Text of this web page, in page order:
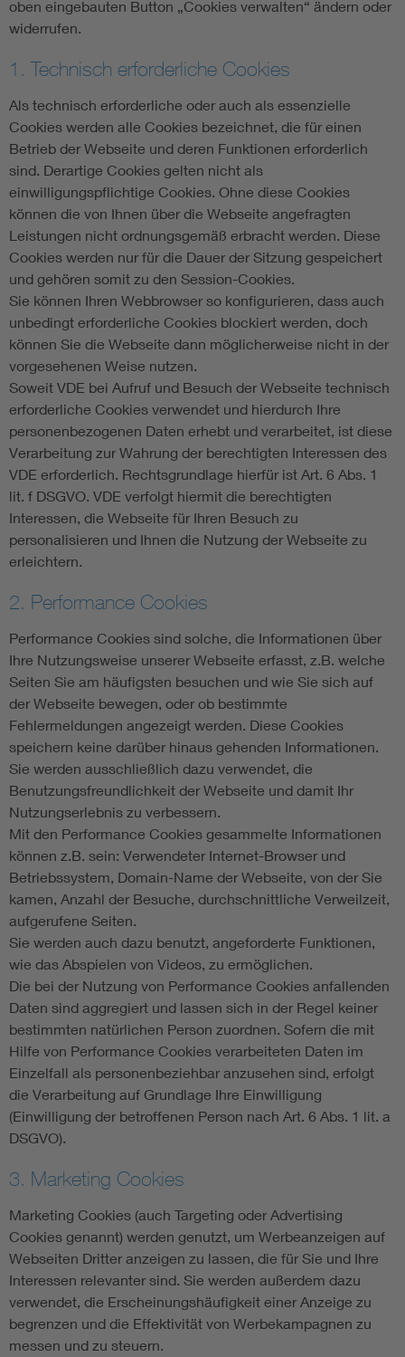
oben eingebauten Button „Cookies verwalten“ ändern oder
widerrufen.
1. Technisch erforderliche Cookies
Als technisch erforderliche oder auch als essenzielle
Cookies werden alle Cookies bezeichnet, die für einen
Betrieb der Webseite und deren Funktionen erforderlich
sind. Derartige Cookies gelten nicht als
einwilligungspflichtige Cookies. Ohne diese Cookies
können die von Ihnen über die Webseite angefragten
Leistungen nicht ordnungsgemäß erbracht werden. Diese
Cookies werden nur für die Dauer der Sitzung gespeichert
und gehören somit zu den Session-Cookies.
Sie können Ihren Webbrowser so konfigurieren, dass auch
unbedingt erforderliche Cookies blockiert werden, doch
können Sie die Webseite dann möglicherweise nicht in der
vorgesehenen Weise nutzen.
Soweit VDE bei Aufruf und Besuch der Webseite technisch
erforderliche Cookies verwendet und hierdurch Ihre
personenbezogenen Daten erhebt und verarbeitet, ist diese
Verarbeitung zur Wahrung der berechtigten Interessen des
VDE erforderlich. Rechtsgrundlage hierfür ist Art. 6 Abs. 1
lit. f DSGVO. VDE verfolgt hiermit die berechtigten
Interessen, die Webseite für Ihren Besuch zu
personalisieren und Ihnen die Nutzung der Webseite zu
erleichtern.
2. Performance Cookies
Performance Cookies sind solche, die Informationen über
Ihre Nutzungsweise unserer Webseite erfasst, z.B. welche
Seiten Sie am häufigsten besuchen und wie Sie sich auf
der Webseite bewegen, oder ob bestimmte
Fehlermeldungen angezeigt werden. Diese Cookies
speichern keine darüber hinaus gehenden Informationen.
Sie werden ausschließlich dazu verwendet, die
Benutzungsfreundlichkeit der Webseite und damit Ihr
Nutzungserlebnis zu verbessern.
Mit den Performance Cookies gesammelte Informationen
können z.B. sein: Verwendeter Internet-Browser und
Betriebssystem, Domain-Name der Webseite, von der Sie
kamen, Anzahl der Besuche, durchschnittliche Verweilzeit,
aufgerufene Seiten.
Sie werden auch dazu benutzt, angeforderte Funktionen,
wie das Abspielen von Videos, zu ermöglichen.
Die bei der Nutzung von Performance Cookies anfallenden
Daten sind aggregiert und lassen sich in der Regel keiner
bestimmten natürlichen Person zuordnen. Sofern die mit
Hilfe von Performance Cookies verarbeiteten Daten im
Einzelfall als personenbeziehbar anzusehen sind, erfolgt
die Verarbeitung auf Grundlage Ihre Einwilligung
(Einwilligung der betroffenen Person nach Art. 6 Abs. 1 lit. a
DSGVO).
3. Marketing Cookies
Marketing Cookies (auch Targeting oder Advertising
Cookies genannt) werden genutzt, um Werbeanzeigen auf
Webseiten Dritter anzeigen zu lassen, die für Sie und Ihre
Interessen relevanter sind. Sie werden außerdem dazu
verwendet, die Erscheinungshäufigkeit einer Anzeige zu
begrenzen und die Effektivität von Werbekampagnen zu
messen und zu steuern.